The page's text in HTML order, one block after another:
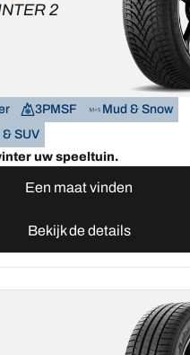
2
3PMSF
Mud & Snow
SUV
uw speeltuin.
Een maat vinden
Bekijk de details